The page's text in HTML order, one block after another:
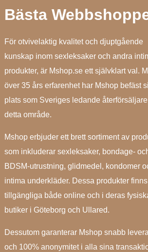
Bästa
För otvivelaktig kvalitet och djuptgående
kunskap inom sexleksaker och andra
produkter, är Mshop.se ett självklart val.
över 35 års erfarenhet har Mshop befäst
plats som Sveriges ledande
detta område.
Mshop erbjuder ett brett sortiment av
som inkluderar sexleksaker, bondage-
BDSM-utrustning, glidmedel, kondomer
intima underkläder. Dessa produkter finns
tillgängliga både online och i deras
butiker i Göteborg och Ullared.
Dessutom garanterar Mshop snabb
och 100% anonymitet i alla sina